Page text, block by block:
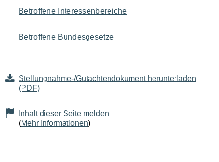
den
Seiteninhalt
Betroffene Interessenbereiche
Betroffene Bundesgesetze
Stellungnahme-/Gutachtendokument herunterladen
(PDF)
Inhalt dieser Seite melden
(Mehr Informationen)